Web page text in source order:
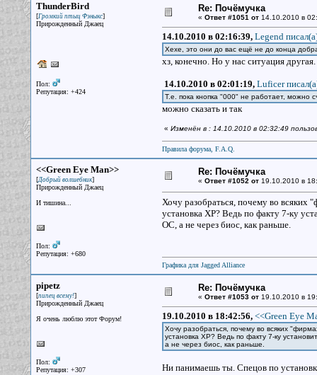
ThunderBird
[Громкий птыц Фэныкс]
Прирожденный Джаец
Пол:
Репутация: +424
Re: Почёмучка
« Ответ #1051 от14.10.2010 в
14.10.2010 в 02:16:39, Legend
Хехе, это они до вас ещё не до конца
хз, конечно. Но у нас ситуация другая.
14.10.2010 в 02:01:19, Luficer
Т.е. пока кнопка "000" не работает, можно
можно сказать и так
« Изменён в : 14.10.2010 в 02:32:49
Правила форума, F.A.Q.
<<Green Eye Man>>
[Добрый волшебник]
Прирожденный Джаец
И тишина...
Пол:
Репутация: +680
Re: Почёмучка
« Ответ #1052 от19.10.2010 в
Хочу разобраться, почему во всяких
установка ХР? Ведь по факту 7-ку
ОС, а не через биос, как раньше.
Графика для Jagged Alliance
pipetz
[пипец всему!]
Прирожденный Джаец
Я очень люблю этот Форум!
Пол:
Репутация: +307
Re: Почёмучка
« Ответ #1053 от19.10.2010 в
19.10.2010 в 18:42:56, <<Green Eye
Хочу разобраться, почему во всяких
установка ХР? Ведь по факту 7-ку
а не через биос, как раньше.
Ни панимаешь ты. Спецов по